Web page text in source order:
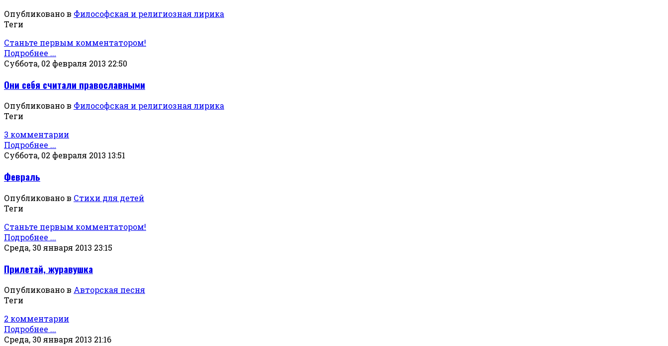
Опубликовано в Философская и религиозная лирика
Теги
Станьте первым комментатором!
Подробнее ...
Суббота, 02 февраля 2013 22:50
Они себя считали православными
Опубликовано в Философская и религиозная лирика
Теги
3 комментарии
Подробнее ...
Суббота, 02 февраля 2013 13:51
Февраль
Опубликовано в Стихи для детей
Теги
Станьте первым комментатором!
Подробнее ...
Среда, 30 января 2013 23:15
Прилетай, журавушка
Опубликовано в Авторская песня
Теги
2 комментарии
Подробнее ...
Среда, 30 января 2013 21:16